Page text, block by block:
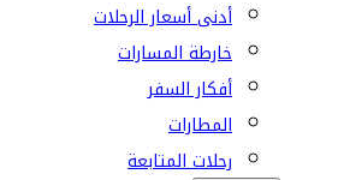
أدنى أسعار الرحلات
خارطة المسارات
أفكار السفر
المطارات
رحلات المتابعة